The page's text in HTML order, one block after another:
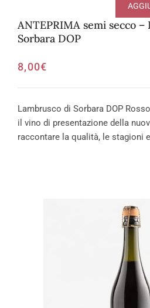
ANTEPRIMA semi secco
Sorbara DOP
8,00€
Lambrusco di Sorbara DOP
il vino di presentazione della
raccontare la qualità, le stagioni